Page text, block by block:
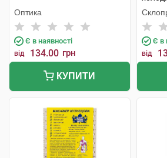
Оптика
Є в наявності
від 134.00 грн
КУПИТИ
Є в
від